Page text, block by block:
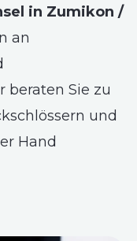
in Zumikon /
an
beraten Sie zu
und
Hand